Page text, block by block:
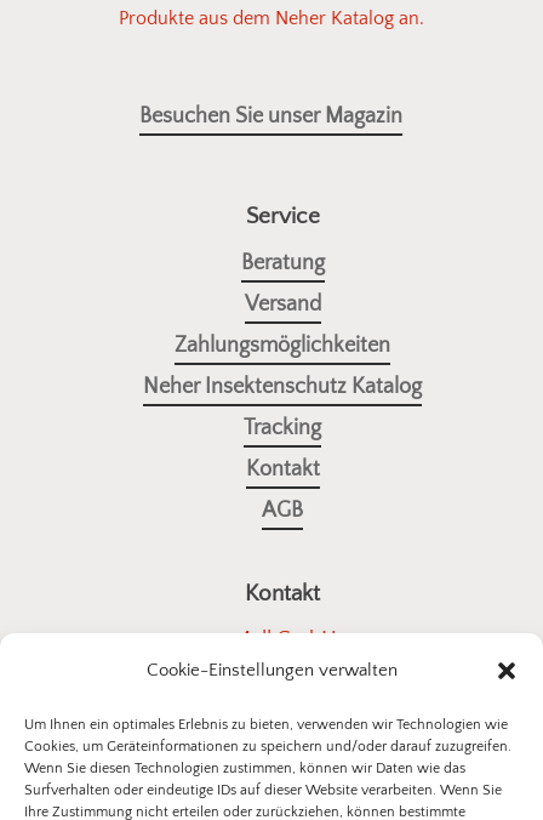
Cookie-Einstellungen verwalten
Um Ihnen ein optimales Erlebnis zu bieten, verwenden wir Technologien wie
Cookies, um Geräteinformationen zu speichern und/oder darauf zuzugreifen.
Wenn Sie diesen Technologien zustimmen, können wir Daten wie das
Surfverhalten oder eindeutige IDs auf dieser Website verarbeiten. Wenn Sie
Ihre Zustimmung nicht erteilen oder zurückziehen, können bestimmte
Produkte aus dem Neher Katalog an.
Besuchen Sie unser Magazin
Service
Beratung
Versand
Zahlungsmöglichkeiten
Neher Insektenschutz Katalog
Tracking
Kontakt
AGB
Kontakt
a4all GmbH
Stuttgarter Straße 10
73614 Schorndorf
E-Mail:kontakt@insektenschutz-bestellen.de